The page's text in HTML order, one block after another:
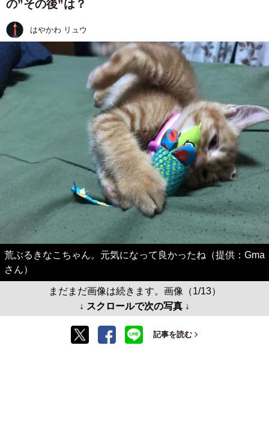
の”その後”は？
はやかわ リュウ
荒ぶるきなこちゃん。元気になって良かったね（提供：Gma
さん）
まだまだ画像は続きます。画像（1/13）
↓ スクロールで次の写真 ↓
記事を読む